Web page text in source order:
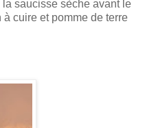
saucisse sèche avant le
cuire et pomme de terre